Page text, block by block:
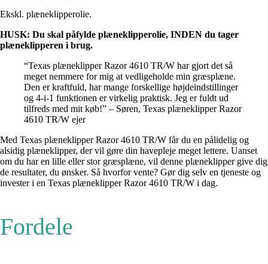
Ekskl. plæneklipperolie.
HUSK: Du skal påfylde plæneklipperolie, INDEN du tager
plæneklipperen i brug.
“Texas plæneklipper Razor 4610 TR/W har gjort det så
meget nemmere for mig at vedligeholde min græsplæne.
Den er kraftfuld, har mange forskellige højdeindstillinger
og 4-i-1 funktionen er virkelig praktisk. Jeg er fuldt ud
tilfreds med mit køb!” – Søren, Texas plæneklipper Razor
4610 TR/W ejer
Med Texas plæneklipper Razor 4610 TR/W får du en pålidelig og
alsidig plæneklipper, der vil gøre din havepleje meget lettere. Uanset
om du har en lille eller stor græsplæne, vil denne plæneklipper give dig
de resultater, du ønsker. Så hvorfor vente? Gør dig selv en tjeneste og
invester i en Texas plæneklipper Razor 4610 TR/W i dag.
Fordele